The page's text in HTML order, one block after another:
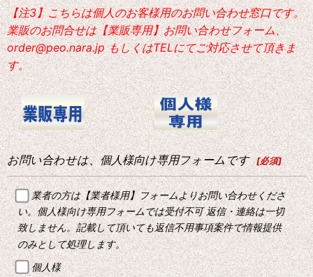
【注3】こちらは個人のお客様用のお問い合わせ窓口です。
業販のお問合せは【業販専用】お問い合わせフォーム、
order@peo.nara.jp もしくはTELにてご対応させて頂きま
す。
お問い合わせは、個人様向け専用フォームです [必須]
業者の方は【業者様用】フォームよりお問い合わせくださ
い。個人様向け専用フォームでは受付不可 返信・連絡は一切
致しません。記載して頂いても返信不用事項案件で情報提供
のみとして処理します。
個人様